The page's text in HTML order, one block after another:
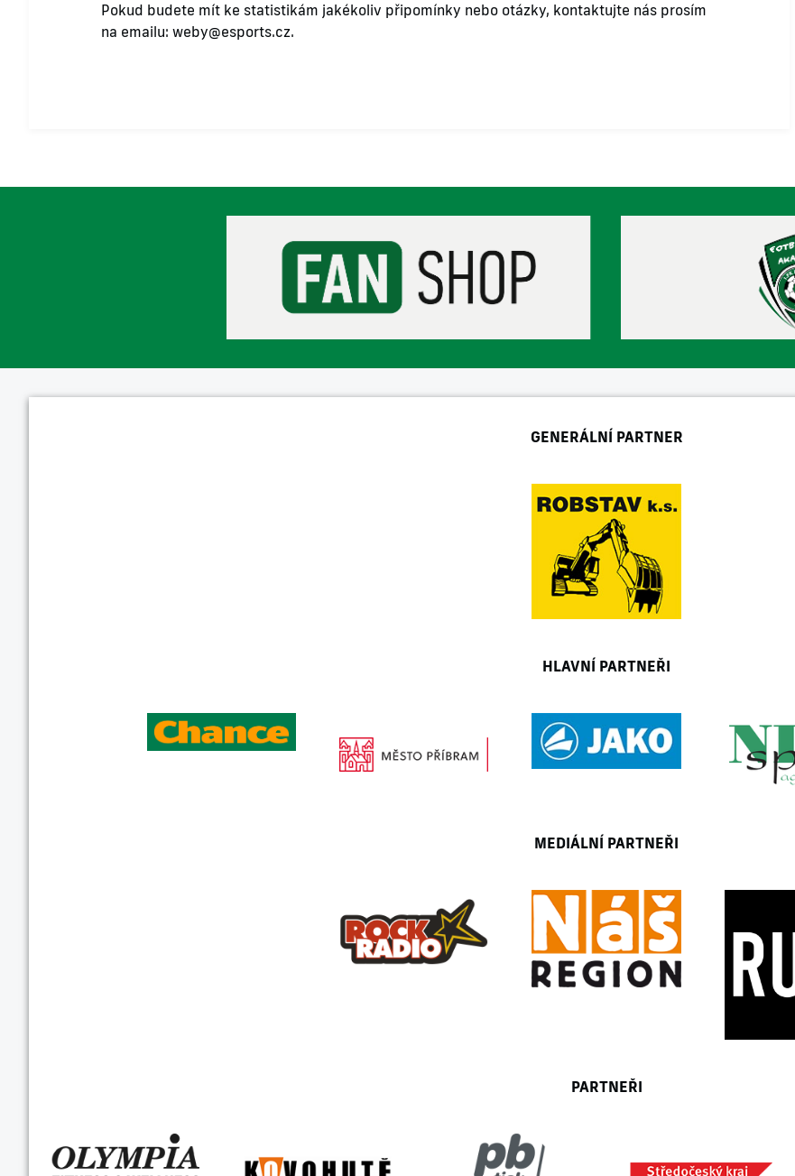
Pokud budete mít ke statistikám jakékoliv připomínky nebo otázky, kontaktujte nás prosím
na emailu: weby@esports.cz.
GENERÁLNÍ PARTNER
HLAVNÍ PARTNEŘI
MEDIÁLNÍ PARTNEŘI
PARTNEŘI